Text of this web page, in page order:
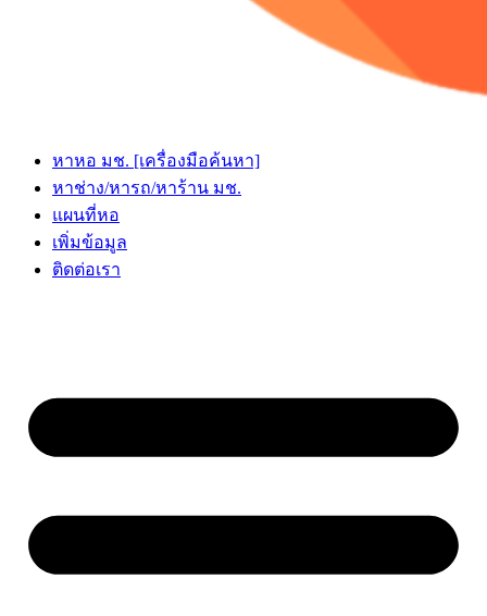
หาหอ มช. [เครื่องมือค้นหา]
หาช่าง/หารถ/หาร้าน มช.
แผนที่หอ
เพิ่มข้อมูล
ติดต่อเรา